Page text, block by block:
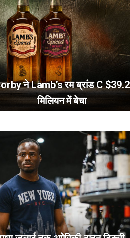
ने Lamb’s रम ब्रांड C $39.2
मिलियन में बेचा